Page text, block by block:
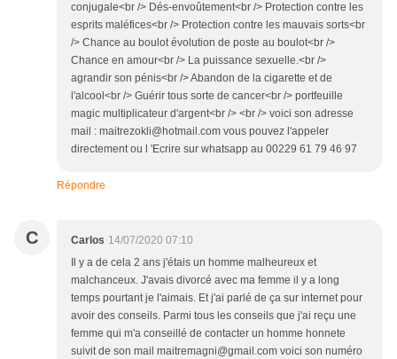
conjugale<br /> Dés-envoûtement<br /> Protection contre les
esprits maléfices<br /> Protection contre les mauvais sorts<br
/> Chance au boulot évolution de poste au boulot<br />
Chance en amour<br /> La puissance sexuelle.<br />
agrandir son pénis<br /> Abandon de la cigarette et de
l'alcool<br /> Guérir tous sorte de cancer<br /> portfeuille
magic multiplicateur d'argent<br /> <br /> voici son adresse
mail : maitrezokli@hotmail.com vous pouvez l'appeler
directement ou l 'Ecrire sur whatsapp au 00229 61 79 46 97
Répondre
C Carlos 14/07/2020 07:10
Il y a de cela 2 ans j'étais un homme malheureux et
malchanceux. J'avais divorcé avec ma femme il y a long
temps pourtant je l'aimais. Et j'ai parlé de ça sur internet pour
avoir des conseils. Parmi tous les conseils que j'ai reçu une
femme qui m'a conseillé de contacter un homme honnete
suivit de son mail maitremagni@gmail.com voici son numéro